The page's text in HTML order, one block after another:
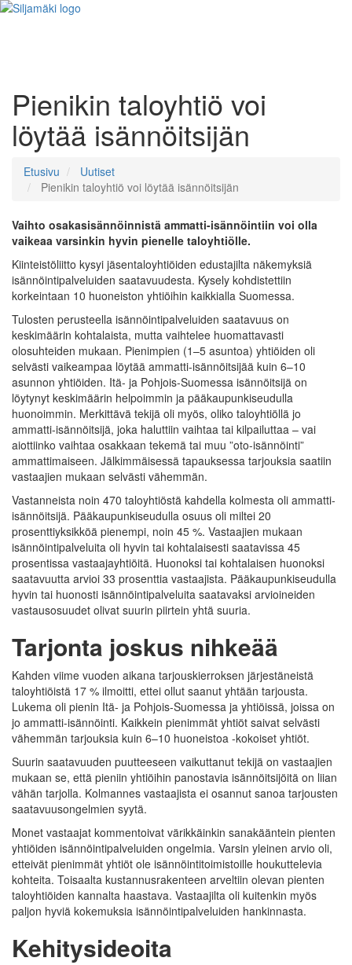
Pienikin taloyhtiö voi
löytää isännöitsijän
Etusivu
Uutiset
Pienikin taloyhtiö voi löytää isännöitsijän
Vaihto osakasisännöinnistä ammatti-isännöintiin voi olla
vaikeaa varsinkin hyvin pienelle taloyhtiölle.
Kiinteistöliitto kysyi jäsentaloyhtiöiden edustajilta näkemyksiä
isännöintipalveluiden saatavuudesta. Kysely kohdistettiin
korkeintaan 10 huoneiston yhtiöihin kaikkialla Suomessa.
Tulosten perusteella isännöintipalveluiden saatavuus on
keskimäärin kohtalaista, mutta vaihtelee huomattavasti
olosuhteiden mukaan. Pienimpien (1–5 asuntoa) yhtiöiden oli
selvästi vaikeampaa löytää ammatti-isännöitsijää kuin 6–10
asunnon yhtiöiden. Itä- ja Pohjois-Suomessa isännöitsijä on
löytynyt keskimäärin helpoimmin ja pääkaupunkiseudulla
huonoimmin. Merkittävä tekijä oli myös, oliko taloyhtiöllä jo
ammatti-isännöitsijä, joka haluttiin vaihtaa tai kilpailuttaa – vai
aiottiinko vaihtaa osakkaan tekemä tai muu ”oto-isännöinti”
ammattimaiseen. Jälkimmäisessä tapauksessa tarjouksia saatiin
vastaajien mukaan selvästi vähemmän.
Vastanneista noin 470 taloyhtiöstä kahdella kolmesta oli ammatti-
isännöitsijä. Pääkaupunkiseudulla osuus oli miltei 20
prosenttiyksikköä pienempi, noin 45 %. Vastaajien mukaan
isännöintipalveluita oli hyvin tai kohtalaisesti saatavissa 45
prosentissa vastaajayhtiöitä. Huonoksi tai kohtalaisen huonoksi
saatavuutta arvioi 33 prosenttia vastaajista. Pääkaupunkiseudulla
hyvin tai huonosti isännöintipalveluita saatavaksi arvioineiden
vastausosuudet olivat suurin piirtein yhtä suuria.
Tarjonta joskus nihkeää
Kahden viime vuoden aikana tarjouskierroksen järjestäneistä
taloyhtiöistä 17 % ilmoitti, ettei ollut saanut yhtään tarjousta.
Lukema oli pienin Itä- ja Pohjois-Suomessa ja yhtiöissä, joissa on
jo ammatti-isännöinti. Kaikkein pienimmät yhtiöt saivat selvästi
vähemmän tarjouksia kuin 6–10 huoneistoa -kokoiset yhtiöt.
Suurin saatavuuden puutteeseen vaikuttanut tekijä on vastaajien
mukaan se, että pieniin yhtiöihin panostavia isännöitsijöitä on liian
vähän tarjolla. Kolmannes vastaajista ei osannut sanoa tarjousten
saatavuusongelmien syytä.
Monet vastaajat kommentoivat värikkäinkin sanakääntein pienten
yhtiöiden isännöintipalveluiden ongelmia. Varsin yleinen arvio oli,
etteivät pienimmät yhtiöt ole isännöintitoimistoille houkuttelevia
kohteita. Toisaalta kustannusrakenteen arveltiin olevan pienten
taloyhtiöiden kannalta haastava. Vastaajilta oli kuitenkin myös
paljon hyviä kokemuksia isännöintipalveluiden hankinnasta.
Kehitysideoita